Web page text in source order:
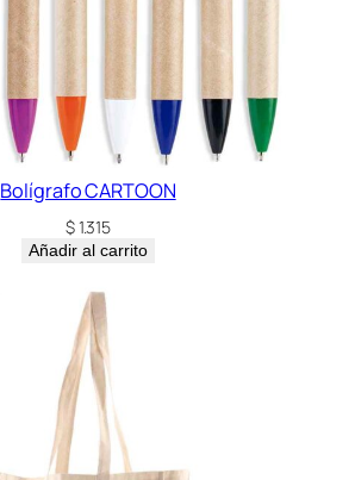
Bolígrafo CARTOON
$1.315
Añadir al carrito